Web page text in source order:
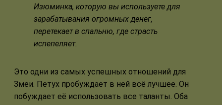
Изюминка, которую вы используете для
зарабатывания огромных денег,
перетекает в спальню, где страсть
испепеляет.
Это одни из самых успешных отношений для
Змеи. Петух пробуждает в ней всё лучшее. Он
побуждает её использовать все таланты. Оба